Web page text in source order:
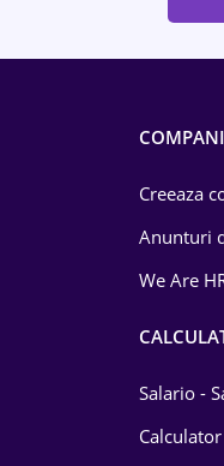
Creeaza
Anunturi
We Are
Salario -